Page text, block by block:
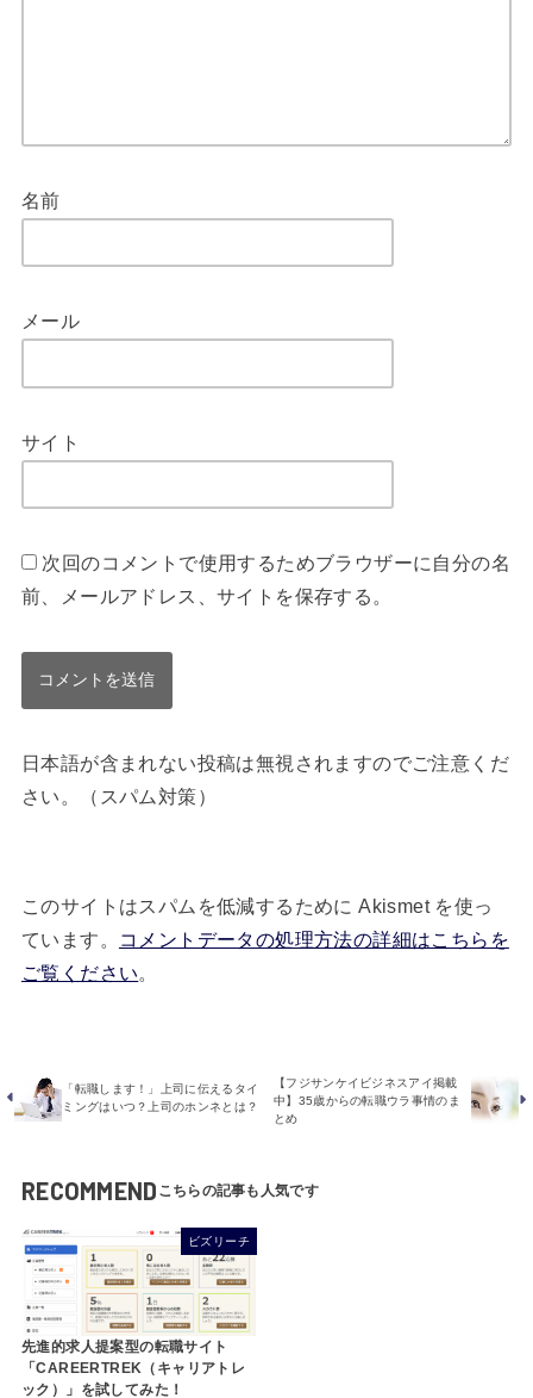
名前
メール
サイト
次回のコメントで使用するためブラウザーに自分の名
前、メールアドレス、サイトを保存する。
日本語が含まれない投稿は無視されますのでご注意くだ
さい。（スパム対策）
このサイトはスパムを低減するために Akismet を使っ
ています。
コメントデータの処理方法の詳細はこちらを
ご覧ください。
「転職します！」上司に伝えるタイ
ミングはいつ？上司のホンネとは？
【フジサンケイビジネスアイ掲載
中】35歳からの転職ウラ事情のま
とめ
RECOMMEND
ビズリーチ
先進的求人提案型の転職サイト
「CAREERTREK（キャリアトレ
ック）」を試してみた！